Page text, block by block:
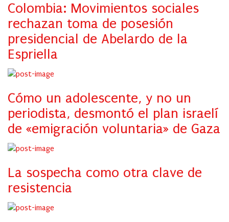
Colombia: Movimientos sociales
rechazan toma de posesión
presidencial de Abelardo de la
Espriella
Cómo un adolescente, y no un
periodista, desmontó el plan israelí
de «emigración voluntaria» de Gaza
La sospecha como otra clave de
resistencia